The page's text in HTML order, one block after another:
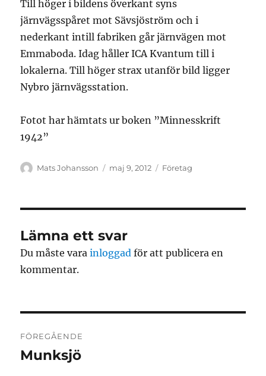
Till höger i bildens överkant syns
järnvägsspåret mot Sävsjöström och i
nederkant intill fabriken går järnvägen mot
Emmaboda. Idag håller ICA Kvantum till i
lokalerna. Till höger strax utanför bild ligger
Nybro järnvägsstation.
Fotot har hämtats ur boken ”Minnesskrift
1942”
Författare
Mats Johansson
Publicerat
maj 9, 2012 Kategorier
Företag
Lämna ett svar
Du måste varainloggad för att publicera en
kommentar.
FÖREGÅENDE
Föregående
Munksjö